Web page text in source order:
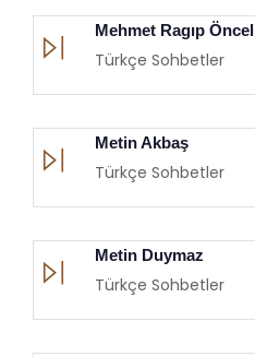
Mehmet Ragıp Öncel
Türkçe Sohbetler
Metin Akbaş
Türkçe Sohbetler
Metin Duymaz
Türkçe Sohbetler